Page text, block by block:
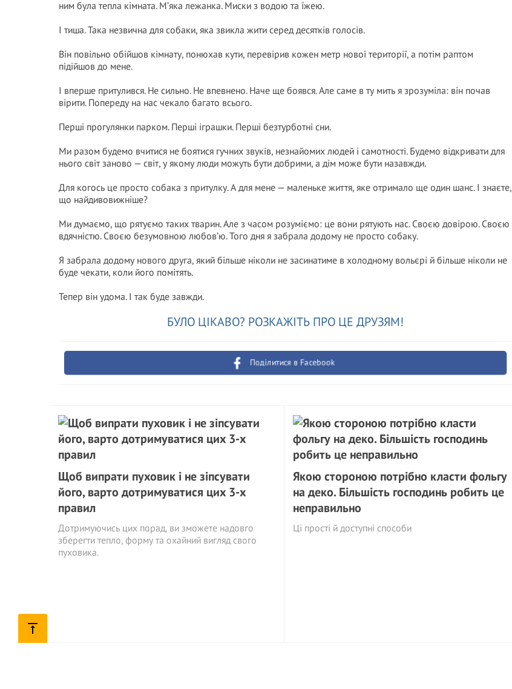
ним була тепла кімната. М’яка лежанка. Миски з водою та їжею.
І тиша. Така незвична для собаки, яка звикла жити серед десятків голосів.
Він повільно обійшов кімнату, понюхав кути, перевірив кожен метр нової території, а потім раптом
підійшов до мене.
І вперше притулився. Не сильно. Не впевнено. Наче ще боявся. Але саме в ту мить я зрозуміла: він почав
вірити. Попереду на нас чекало багато всього.
Перші прогулянки парком. Перші іграшки. Перші безтурботні сни.
Ми разом будемо вчитися не боятися гучних звуків, незнайомих людей і самотності. Будемо відкривати для
нього світ заново — світ, у якому люди можуть бути добрими, а дім може бути назавжди.
Для когось це просто собака з притулку. А для мене — маленьке життя, яке отримало ще один шанс. І знаєте,
що найдивовижніше?
Ми думаємо, що рятуємо таких тварин. Але з часом розуміємо: це вони рятують нас. Своєю довірою. Своєю
вдячністю. Своєю безумовною любов’ю. Того дня я забрала додому не просто собаку.
Я забрала додому нового друга, який більше ніколи не засинатиме в холодному вольєрі й більше ніколи не
буде чекати, коли його помітять.
Тепер він удома. І так буде завжди.
БУЛО ЦІКАВО? РОЗКАЖІТЬ ПРО ЦЕ ДРУЗЯМ!
Поділитися в Facebook
Щоб випрати пуховик і не зіпсувати
його, варто дотримуватися цих 3-х
правил
Дотримуючись цих порад, ви зможете надовго
зберегти тепло, форму та охайний вигляд свого
пуховика.
Якою стороною потрібно класти фольгу
на деко. Більшість господинь робить це
неправильно
Ці прості й доступні способи